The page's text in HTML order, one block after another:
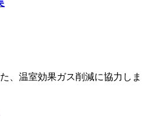
、温室効果ガス削減に協力しま